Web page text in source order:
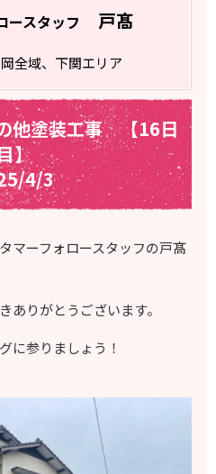
ースタッフ 戸髙
全域、下関エリア
他塗装工事 【16日
】
4/3
マーフォロースタッフの戸髙
ありがとうございます。
に参りましょう！